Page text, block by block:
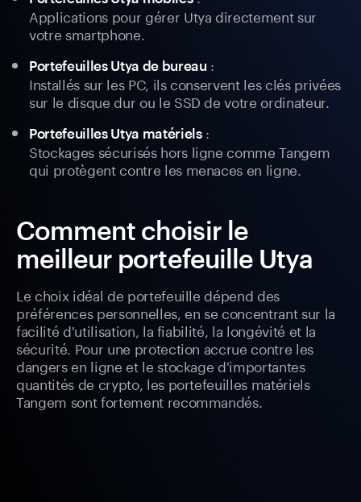
Applications pour gérer Utya directement sur
votre smartphone.
Portefeuilles Utya de bureau :
Installés sur les PC, ils conservent les clés privées
sur le disque dur ou le SSD de votre ordinateur.
Portefeuilles Utya matériels:
Stockages sécurisés hors ligne comme Tangem
qui protègent contre les menaces en ligne.
Comment choisir le
meilleur portefeuille Utya
Le choix idéal de portefeuille dépend des
préférences personnelles, en se concentrant sur la
facilité d'utilisation, la fiabilité, la longévité et la
sécurité. Pour une protection accrue contre les
dangers en ligne et le stockage d'importantes
quantités de crypto, les portefeuilles matériels
Tangem sont fortement recommandés.